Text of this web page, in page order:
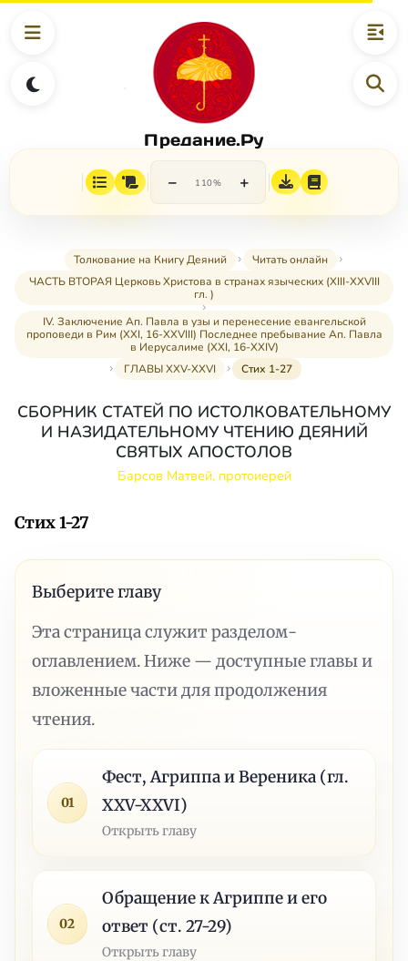
Предание.Ру
− 110% +
Толкование на Книгу Деяний
Читать онлайн
ЧАСТЬ ВТОРАЯ Церковь Христова в странах языческих (XIII-XXVIII
гл. )
IV. Заключение Ап. Павла в узы и перенесение евангельской
проповеди в Рим (XXI, 16-XXVIII) Последнее пребывание Ап. Павла
в Иерусалиме (XXI, 16-XXIV)
ГЛАВЫ XXV-XXVI
Стих 1-27
СБОРНИК СТАТЕЙ ПО ИСТОЛКОВАТЕЛЬНОМУ
И НАЗИДАТЕЛЬНОМУ ЧТЕНИЮ ДЕЯНИЙ
СВЯТЫХ АПОСТОЛОВ
Барсов Матвей, протоиерей
Стих 1-27
Выберите главу
Эта страница служит разделом-
оглавлением. Ниже — доступные главы и
вложенные части для продолжения
чтения.
01
Фест, Агриппа и Вереника (гл.
XXV-XXVI)
Открыть главу
02
Обращение к Агриппе и его
ответ (ст. 27-29)
Открыть главу